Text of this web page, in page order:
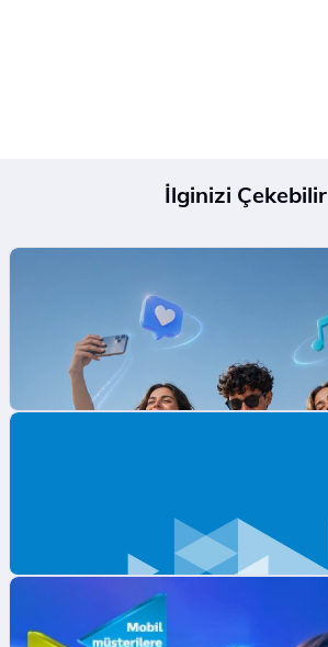
İlginizi Çekebilir